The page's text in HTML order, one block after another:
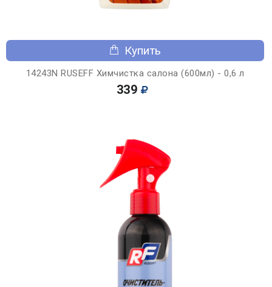
Купить
14243N RUSEFF Химчистка салона (600мл) - 0,6 л
339